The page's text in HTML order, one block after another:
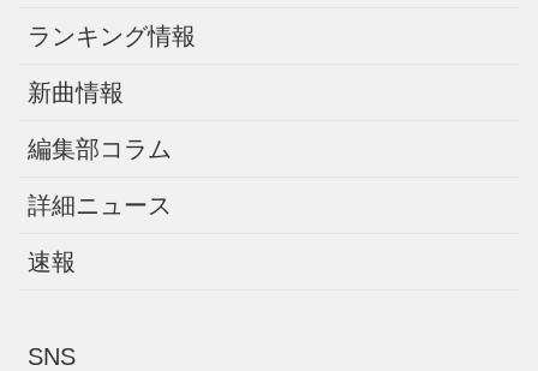
ランキング情報
新曲情報
編集部コラム
詳細ニュース
速報
SNS